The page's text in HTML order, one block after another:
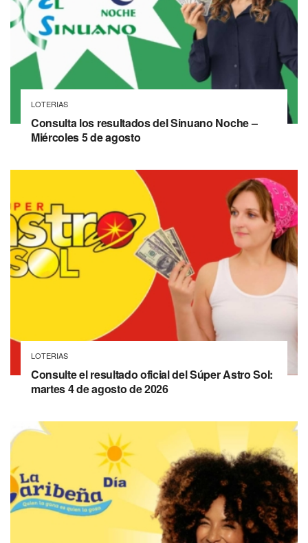
LOTERIAS
Consulta los resultados del Sinuano Noche –
Miércoles 5 de agosto
LOTERIAS
Consulte el resultado oficial del Súper Astro Sol:
martes 4 de agosto de 2026